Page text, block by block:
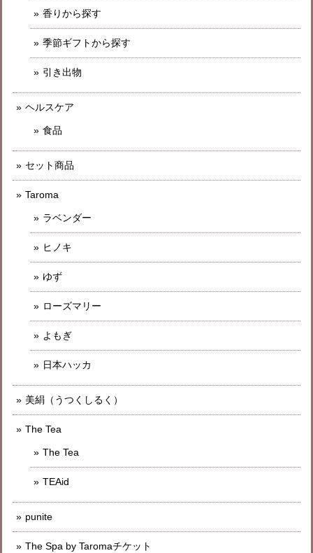
香りから探す
季節ギフトから探す
引き出物
ヘルスケア
食品
セット商品
Taroma
ラベンダー
ヒノキ
ゆず
ローズマリー
よもぎ
日本ハッカ
美絹（うつくしるく）
The Tea
The Tea
TEAid
punite
The Spa by Taromaチケット